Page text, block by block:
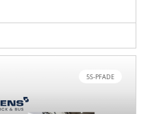
5S-PFADE